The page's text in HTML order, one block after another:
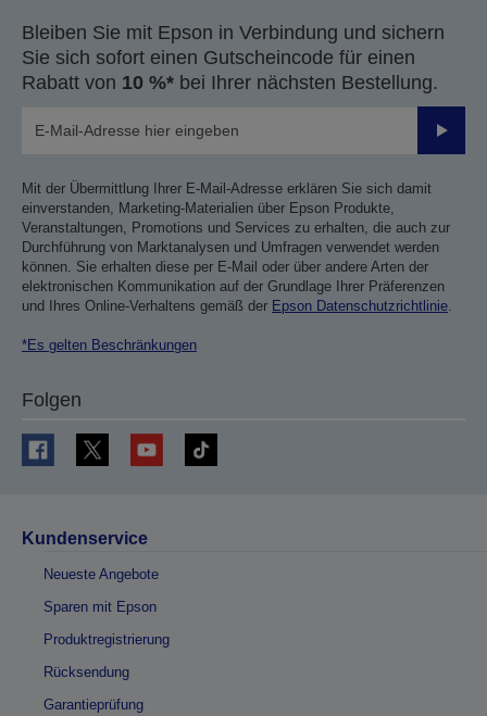
Bleiben Sie mit Epson in Verbindung und sichern
Sie sich sofort einen Gutscheincode für einen
Rabatt von 10 %* bei Ihrer nächsten Bestellung.
Mit der Übermittlung Ihrer E-Mail-Adresse erklären Sie sich damit
einverstanden, Marketing-Materialien über Epson Produkte,
Veranstaltungen, Promotions und Services zu erhalten, die auch zur
Durchführung von Marktanalysen und Umfragen verwendet werden
können. Sie erhalten diese per E-Mail oder über andere Arten der
elektronischen Kommunikation auf der Grundlage Ihrer Präferenzen
und Ihres Online-Verhaltens gemäß der Epson Datenschutzrichtlinie
*Es gelten Beschränkungen
Folgen
Kundenservice
Neueste Angebote
Sparen mit Epson
Produktregistrierung
Rücksendung
Garantieprüfung